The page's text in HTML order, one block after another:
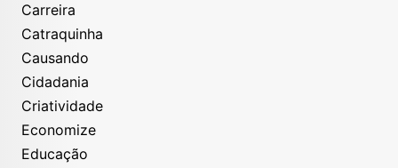
Carreira
Catraquinha
Causando
Cidadania
Criatividade
Economize
Educação